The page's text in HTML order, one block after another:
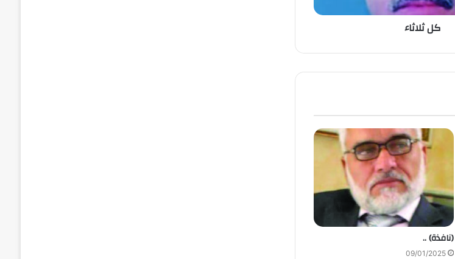
كل ثلاثاء
(نافذة) ..
09/01/2025